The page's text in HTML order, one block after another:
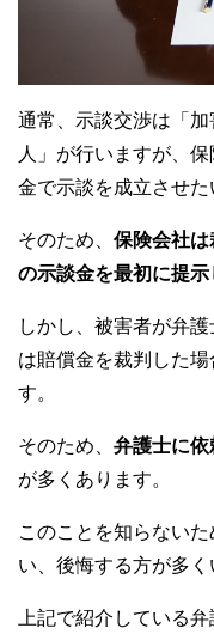
通常、示談交渉は「
人」が行いますが、
金で示談を成立させた
そのため、 保険会社
の示談金を最初に提示
しかし、被害者が弁
は賠償金を裁判した
す。
そのため、 弁護士に
が多くあります。
このことを知らない
い、後悔する方が多く
上記で紹介している